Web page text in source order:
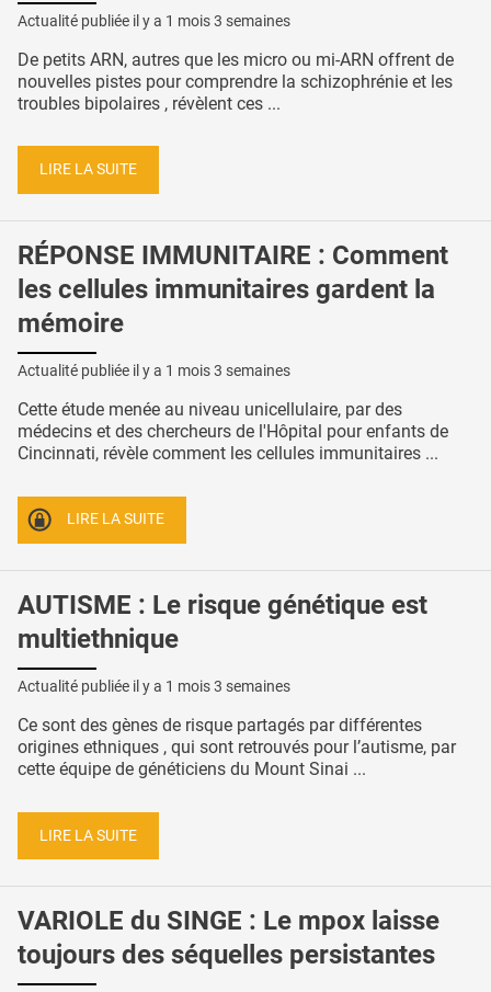
Actualité publiée il y a 1 mois 3 semaines
De petits ARN, autres que les micro ou mi-ARN offrent de
nouvelles pistes pour comprendre la schizophrénie et les
troubles bipolaires , révèlent ces ...
LIRE LA SUITE
RÉPONSE IMMUNITAIRE : Comment
les cellules immunitaires gardent la
mémoire
Actualité publiée il y a 1 mois 3 semaines
Cette étude menée au niveau unicellulaire, par des
médecins et des chercheurs de l'Hôpital pour enfants de
Cincinnati, révèle comment les cellules immunitaires ...
LIRE LA SUITE
AUTISME : Le risque génétique est
multiethnique
Actualité publiée il y a 1 mois 3 semaines
Ce sont des gènes de risque partagés par différentes
origines ethniques , qui sont retrouvés pour l’autisme, par
cette équipe de généticiens du Mount Sinai ...
LIRE LA SUITE
VARIOLE du SINGE : Le mpox laisse
toujours des séquelles persistantes